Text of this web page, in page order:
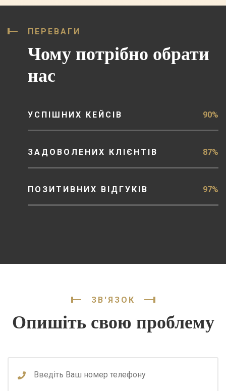
ПЕРЕВАГИ
Чому потрібно обрати
нас
УСПІШНИХ КЕЙСІВ 90%
ЗАДОВОЛЕНИХ КЛІЄНТІВ 87%
ПОЗИТИВНИХ ВІДГУКІВ 97%
ЗВ'ЯЗОК
Опишіть свою проблему